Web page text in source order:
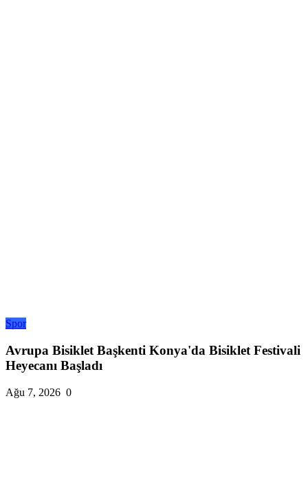
Spor
Avrupa Bisiklet Başkenti Konya'da Bisiklet Festivali
Heyecanı Başladı
Ağu 7, 2026 0